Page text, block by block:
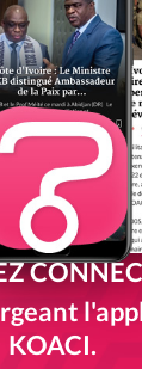
KOACI.